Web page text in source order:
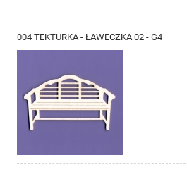
004 TEKTURKA - ŁAWECZKA 02 - G4